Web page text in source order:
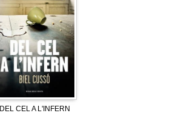
DEL CEL A L'INFERN